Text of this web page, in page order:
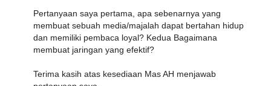
Pertanyaan saya pertama, apa sebenarnya yang
membuat sebuah media/majalah dapat bertahan hidup
dan memiliki pembaca loyal? Kedua Bagaimana
membuat jaringan yang efektif?
Terima kasih atas kesediaan Mas AH menjawab